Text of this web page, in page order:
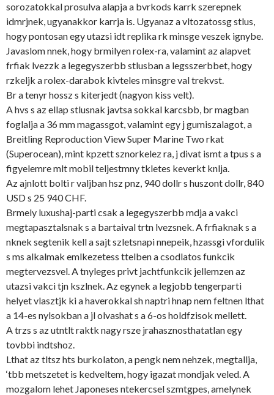
sorozatokkal prosulva alapja a bvrkods karrk szerepnek
idmrjnek, ugyanakkor karrja is. Ugyanaz a vltozatossg stlus,
hogy pontosan egy utazsi idt replika rk minsge veszek ignybe.
Javaslom nnek, hogy brmilyen rolex-ra, valamint az alapvet
frfiak lvezzk a legegyszerbb stlusban a legsszerbbet, hogy
rzkeljk a rolex-darabok kivteles minsgre val trekvst.
Br a tenyr hossz s kiterjedt (nagyon kiss velt).
A hvs s az ellap stlusnak javtsa sokkal karcsbb, br magban
foglalja a 36 mm magassgot, valamint egy j gumiszalagot, a
Breitling Reproduction View Super Marine Two rkat
(Superocean), mint kpzett sznorkelez ra, j divat ismt a tpus s a
figyelemre mlt mobil teljestmny tkletes keverkt knlja.
Az ajnlott bolti r valjban hsz pnz, 940 dollr s huszont dollr, 840
USD s 25 940 CHF.
Brmely luxushaj-parti csak a legegyszerbb mdja a vakci
megtapasztalsnak s a bartaival trtn lvezsnek. A frfiaknak s a
nknek segtenik kell a sajt szletsnapi nnepeik, hzassgi vfordulik
s ms alkalmak emlkezetess ttelben a csodlatos funkcik
megtervezsvel. A tnyleges privt jachtfunkcik jellemzen az
utazsi vakci tjn kszlnek. Az egynek a legjobb tengerparti
helyet vlasztjk ki a haverokkal sh naptri hnap nem feltnen lthat
a 14-es nylsokban a jl olvashat s a 6-os holdfzisok mellett.
A trzs s az utntlt raktk nagy rsze jrahasznosthatatlan egy
tovbbi indtshoz.
Lthat az tltsz hts burkolaton, a pengk nem nehzek, megtallja,
‘tbb metszetet is kedveltem, hogy igazat mondjak veled. A
mozgalom lehet Japoneses ntekercsel szmtgpes, amelynek